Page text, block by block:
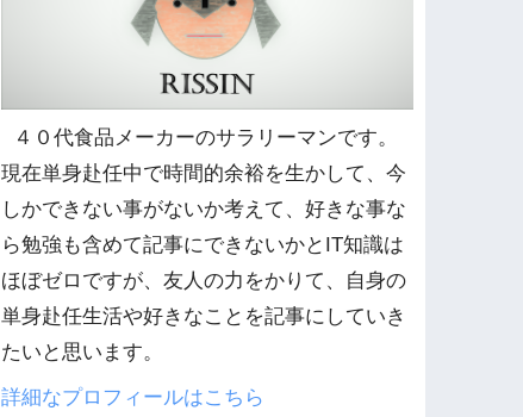
４０代食品メーカーのサラリーマンです。
現在単身赴任中で時間的余裕を生かして、今
しかできない事がないか考えて、好きな事な
ら勉強も含めて記事にできないかとIT知識は
ほぼゼロですが、友人の力をかりて、自身の
単身赴任生活や好きなことを記事にしていき
たいと思います。
詳細なプロフィールはこちら